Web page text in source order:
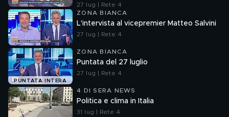
27 lug | Rete 4
ZONA BIANCA
L'intervista al vicepremier Matteo Salvini
27 lug | Rete 4
PUNTATA INTERA
ZONA BIANCA
Puntata del 27 luglio
27 lug | Rete 4
4 DI SERA NEWS
Politica e clima in Italia
31 lug | Rete 4